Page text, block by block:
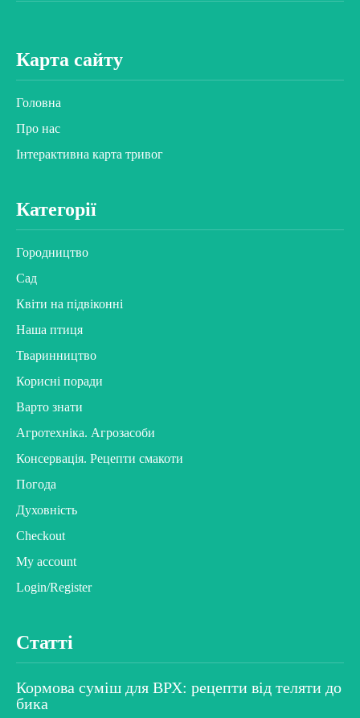
Карта сайту
Головна
Про нас
Інтерактивна карта тривог
Категорії
Городництво
Сад
Квіти на підвіконні
Наша птиця
Тваринництво
Корисні поради
Варто знати
Агротехніка. Агрозасоби
Консервація. Рецепти смакоти
Погода
Духовність
Checkout
My account
Login/Register
Статті
Кормова суміш для ВРХ: рецепти від теляти до
бика